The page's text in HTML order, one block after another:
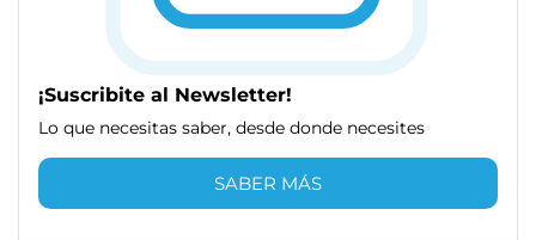
¡Suscribite al Newsletter!
Lo que necesitas saber, desde donde necesites
SABER MÁS